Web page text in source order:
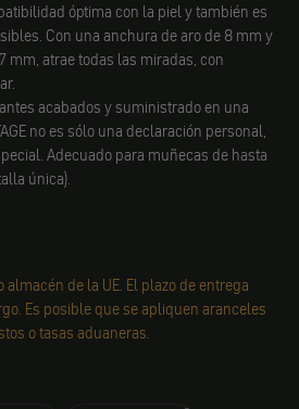
óptima con la piel y también es
Con una anchura de aro de 8 mm y
mm, atrae todas las miradas, con
acabados y suministrado en una
no es sólo una declaración personal,
Adecuado para muñecas de hasta
única).
de la UE. El plazo de entrega
Es posible que se apliquen aranceles
o tasas aduaneras.